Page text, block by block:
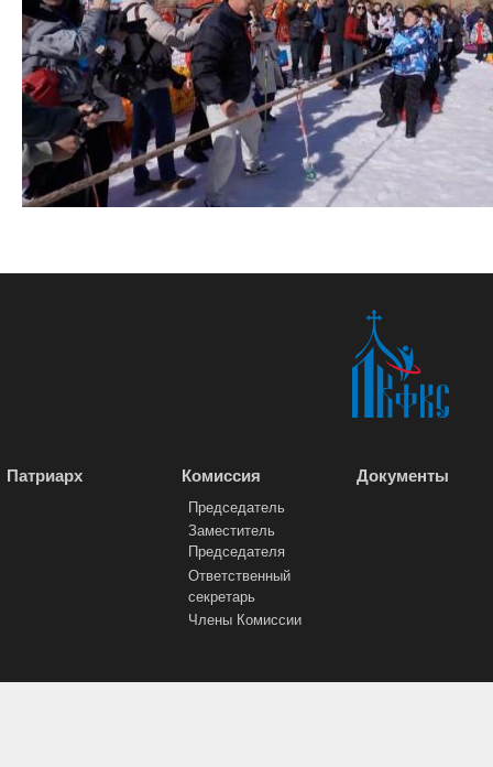
Патриарх Комиссия
Председатель
Заместитель
Председателя
Ответственный
секретарь
Члены Комиссии
Документы